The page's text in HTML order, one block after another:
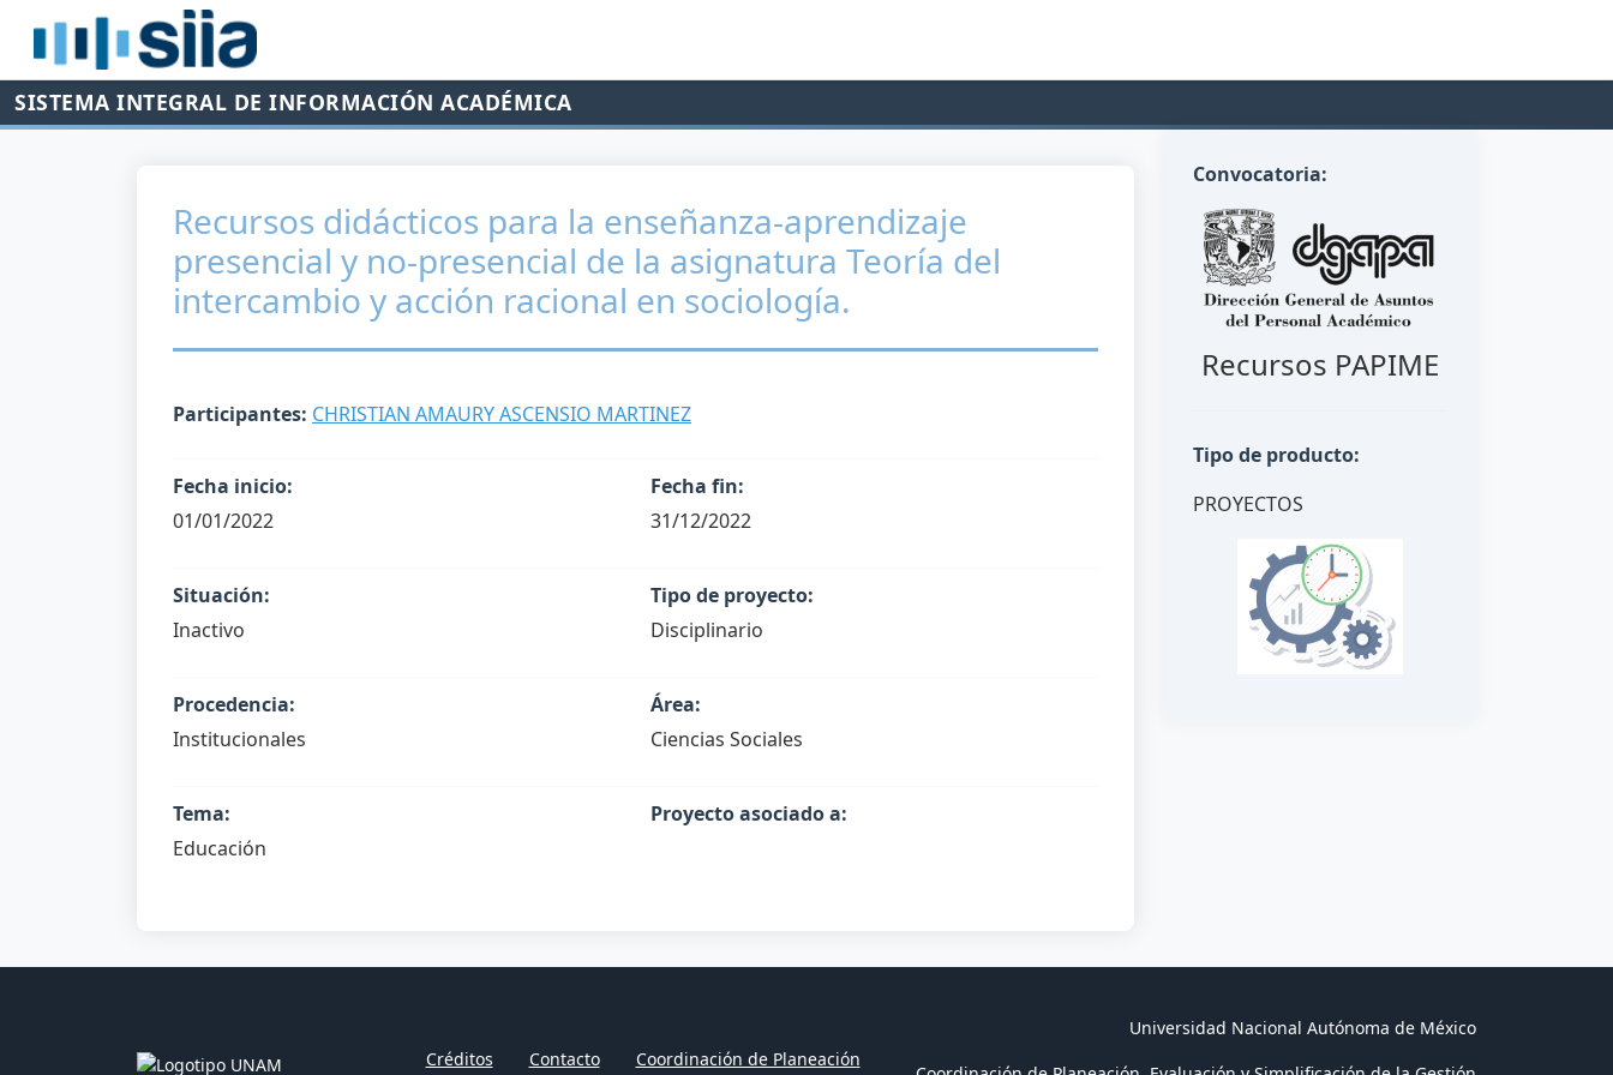
SISTEMA INTEGRAL DE INFORMACIÓN ACADÉMICA
Recursos didácticos para la enseñanza-aprendizaje
presencial y no-presencial de la asignatura Teoría del
intercambio y acción racional en sociología.
Participantes: CHRISTIAN AMAURY ASCENSIO MARTINEZ
Fecha inicio:
01/01/2022
Fecha fin:
31/12/2022
Situación:
Inactivo
Tipo de proyecto:
Disciplinario
Procedencia:
Institucionales
Área:
Ciencias Sociales
Tema:
Educación
Proyecto asociado a:
Convocatoria:
Recursos PAPIME
Tipo de producto:
PROYECTOS
Créditos Contacto Coordinación de Planeación
Universidad Nacional Autónoma de México